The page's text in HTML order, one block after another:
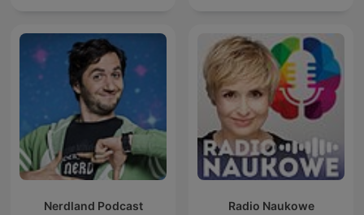
Nerdland Podcast Radio Naukowe